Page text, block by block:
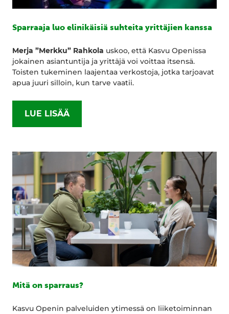
Sparraaja luo elinikäisiä suhteita yrittäjien kanssa
Merja ”Merkku” Rahkola uskoo, että Kasvu Openissa
jokainen asiantuntija ja yrittäjä voi voittaa itsensä.
Toisten tukeminen laajentaa verkostoja, jotka tarjoavat
apua juuri silloin, kun tarve vaatii.
LUE LISÄÄ
Mitä on sparraus?
Kasvu Openin palveluiden ytimessä on liiketoiminnan